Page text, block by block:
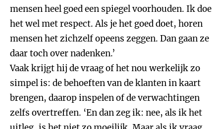
mensen heel goed een spiegel voorhouden. Ik doe
het wel met respect. Als je het goed doet, horen
mensen het zichzelf opeens zeggen. Dan gaan ze
daar toch over nadenken.’
Vaak krijgt hij de vraag of het nou werkelijk zo
simpel is: de behoeften van de klanten in kaart
brengen, daarop inspelen of de verwachtingen
zelfs overtreffen. ‘En dan zeg ik: nee, als ik het